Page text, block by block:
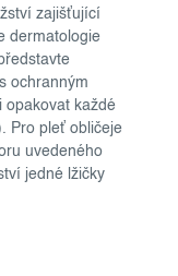
zajišťující
dermatologie
ochranným
opakovat každé
Pro pleť obličeje
uvedeného
jedné lžičky